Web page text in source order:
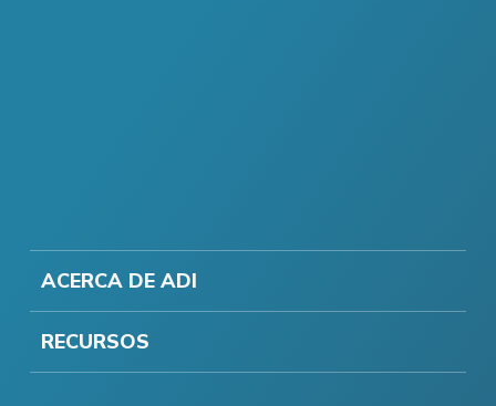
ACERCA DE ADI
RECURSOS